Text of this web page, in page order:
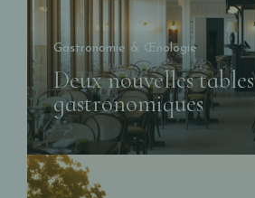
Gastronomie & Œnologie
Deux nouvelles tables
gastronomiques